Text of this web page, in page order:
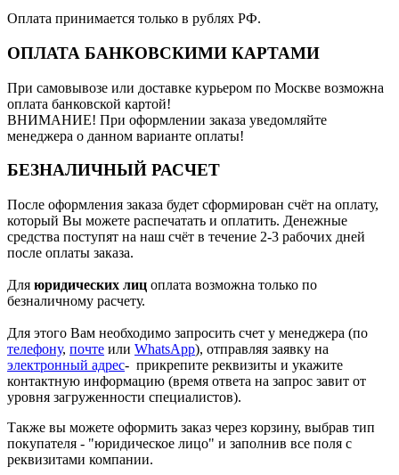
Оплата принимается только в рублях РФ.
ОПЛАТА БАНКОВСКИМИ КАРТАМИ
При самовывозе или доставке курьером по Москве возможна
оплата банковской картой!
ВНИМАНИЕ! При оформлении заказа уведомляйте
менеджера о данном варианте оплаты!
БЕЗНАЛИЧНЫЙ РАСЧЕТ
После оформления заказа будет сформирован счёт на оплату,
который Вы можете распечатать и оплатить. Денежные
средства поступят на наш счёт в течение 2-3 рабочих дней
после оплаты заказа.
Для юридических лиц оплата возможна только по
безналичному расчету.
Для этого Вам необходимо запросить счет у менеджера (по
телефону, почте или WhatsApp), отправляя заявку на
электронный адрес- прикрепите реквизиты и укажите
контактную информацию (время ответа на запрос завит от
уровня загруженности специалистов).
Также вы можете оформить заказ через корзину, выбрав тип
покупателя - "юридическое лицо" и заполнив все поля с
реквизитами компании.